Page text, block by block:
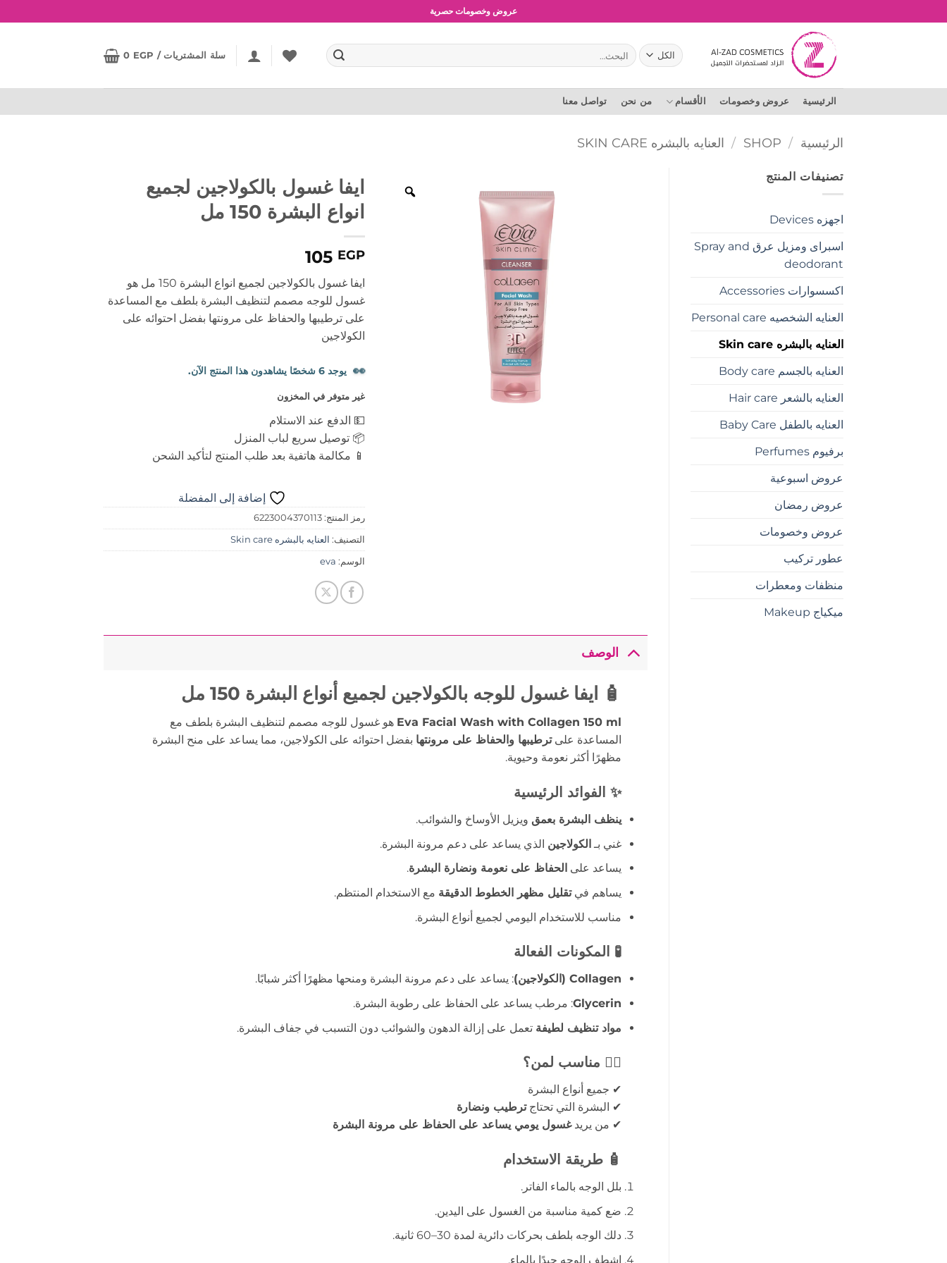
للمحتوى
عروض وخصومات حصرية
البحث
عن:
سلة المشتريات / 0 EGP
الرئيسية عروض وخصومات الأقسام من نحن تواصل معنا
الرئيسية /
SHOP
/ العنايه بالبشره SKIN CARE
تصنيفات المنتج
اجهزه Devices
اسبراى ومزيل عرق Spray and
deodorant
اكسسوارات Accessories
العنايه الشخصيه Personal care
العنايه بالبشره Skin care
العنايه بالجسم Body care
العنايه بالشعر Hair care
العنايه بالطفل Baby Care
برفيوم Perfumes
عروض اسبوعية
عروض رمضان
عروض وخصومات
عطور تركيب
منظفات ومعطرات
ميكياج Makeup
ايفا غسول بالكولاجين لجميع
انواع البشرة 150 مل
105 EGP
ايفا غسول بالكولاجين لجميع انواع البشرة 150 مل هو
غسول للوجه مصمم لتنظيف البشرة بلطف مع المساعدة
على ترطيبها والحفاظ على مرونتها بفضل احتوائه على
الكولاجين
👀 يوجد 6 شخصًا يشاهدون هذا المنتج الآن.
غير متوفر في المخزون
💵 الدفع عند الاستلام
📦 توصيل سريع لباب المنزل
📱 مكالمة هاتفية بعد طلب المنتج لتأكيد الشحن
إضافة إلى المفضلة
رمز المنتج:6223004370113
التصنيف: العنايه بالبشره Skin care
الوسم: eva
الوصف
🧴 ايفا غسول للوجه بالكولاجين لجميع أنواع البشرة 150 مل
Eva Facial Wash with Collagen 150 ml هو غسول للوجه مصمم لتنظيف البشرة بلطف مع
المساعدة علىترطيبها والحفاظ على مرونتها بفضل احتوائه على الكولاجين، مما يساعد على منح البشرة
مظهرًا أكثر نعومة وحيوية.
✨ الفوائد الرئيسية
ينظف البشرة بعمق ويزيل الأوساخ والشوائب.
غني بـ الكولاجين الذي يساعد على دعم مرونة البشرة.
يساعد على الحفاظ على نعومة ونضارة البشرة.
يساهم فيتقليل مظهر الخطوط الدقيقة مع الاستخدام المنتظم.
مناسب للاستخدام اليومي لجميع أنواع البشرة.
🧪 المكونات الفعالة
Collagen (الكولاجين)
: يساعد على دعم مرونة البشرة ومنحها مظهرًا أكثر شبابًا.
Glycerin: مرطب يساعد على الحفاظ على رطوبة البشرة.
مواد تنظيف لطيفة تعمل على إزالة الدهون والشوائب دون التسبب في جفاف البشرة.
👩‍⚕️ مناسب لمن؟
✔ جميع أنواع البشرة
✔ البشرة التي تحتاجترطيب ونضارة
✔ من يريدغسول يومي يساعد على الحفاظ على مرونة البشرة
🧴 طريقة الاستخدام
بلل الوجه بالماء الفاتر.
ضع كمية مناسبة من الغسول على اليدين.
دلك الوجه بلطف بحركات دائرية لمدة 30–60 ثانية.
اشطف الوجه جيدًا بالماء.